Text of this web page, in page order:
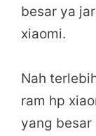
besar ya
xiaomi.
Nah
ram hp
yang